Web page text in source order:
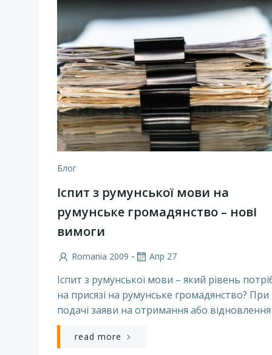
Блог
Іспит з румунської мови на
румунське громадянство – нові
вимоги
Romania 2009 - Апр 27
Іспит з румунської мови – який рівень
на присязі на румунське громадянство? При
подачі заяви на отримання або
read more